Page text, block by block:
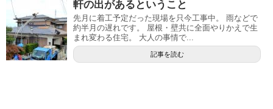
軒の出があるということ
先月に着工予定だった現場を只今工事中。 雨などで
約半月の遅れです。 屋根・壁共に全面やりかえで生
まれ変わる住宅。 大人の事情で...
記事を読む